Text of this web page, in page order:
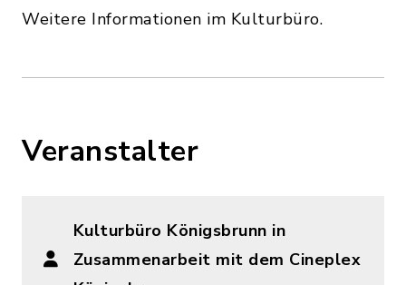
Weitere Informationen im Kulturbüro.
Veranstalter
Kulturbüro Königsbrunn in
Zusammenarbeit mit dem Cineplex